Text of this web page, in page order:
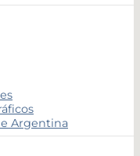
Argentina